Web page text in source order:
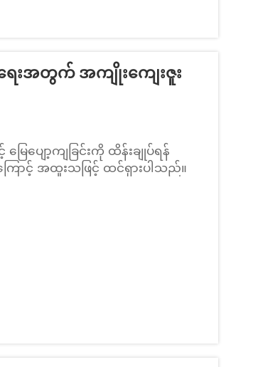
ေးအတွက် အကျိုးကျေးဇူး
ပျော့ကျခြင်းကို ထိန်းချုပ်ရန်
ာင့် အထူးသဖြင့် ထင်ရှားပါသည်။
ဏိကြိုးဇလ်များအတွင်းတွင်
းထားပါသည်။